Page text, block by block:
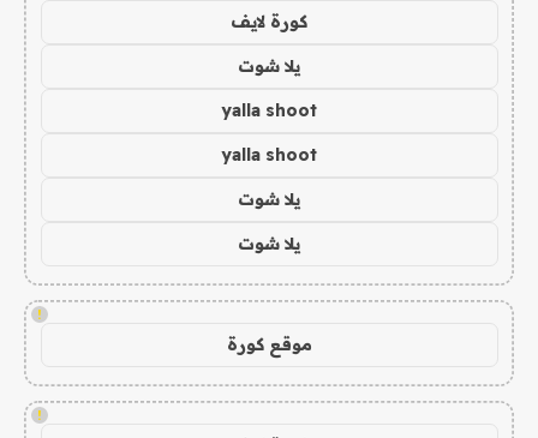
كورة لايف
يلا شوت
yalla shoot
yalla shoot
يلا شوت
يلا شوت
!
موقع كورة
!